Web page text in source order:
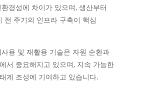
경성에 차이가 있으며, 생산부터
전 주기의 인프라 구축이 핵심
용 및 재활용 기술은 자원 순환과
서 중요해지고 있으며, 지속 가능한
계 조성에 기여하고 있습니다.